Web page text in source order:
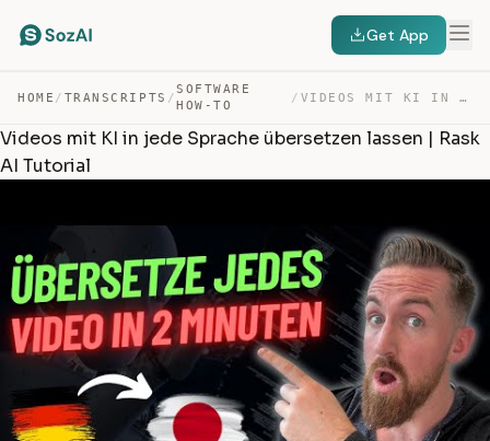
Get App
HOME / TRANSCRIPTS /
SOFTWARE
HOW-TO
/ VIDEOS MIT KI IN JEDE SPRACHE ÜBERSETZEN LASSEN | RASK … — TRANSCRIPT
Videos mit KI in jede Sprache übersetzen lassen | Rask
AI Tutorial